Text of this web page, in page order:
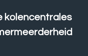
kolencentrales